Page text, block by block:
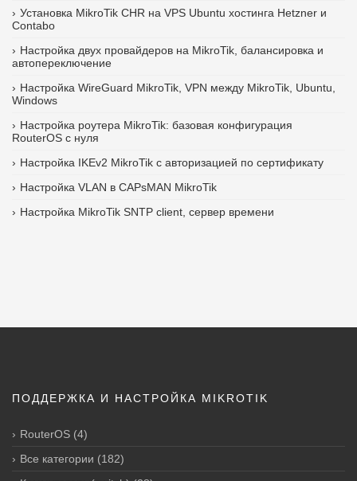
Установка MikroTik CHR на VPS Ubuntu хостинга Hetzner и
Contabo
Настройка двух провайдеров на MikroTik, балансировка и
автопереключение
Настройка WireGuard MikroTik, VPN между MikroTik, Ubuntu,
Windows
Настройка роутера MikroTik: базовая конфигурация
RouterOS с нуля
Настройка IKEv2 MikroTik с авторизацией по сертификату
Настройка VLAN в CAPsMAN MikroTik
Настройка MikroTik SNTP client, сервер времени
ПОДДЕРЖКА И НАСТРОЙКА MIKROTIK
RouterOS (4)
Все категории (182)